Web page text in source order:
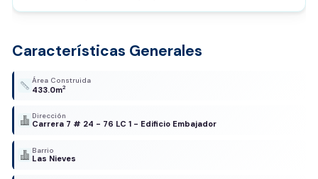
Características Generales
Área Construida
433.0m2
Dirección
Carrera 7 # 24 - 76 LC 1 - Edificio Embajador
Barrio
Las Nieves